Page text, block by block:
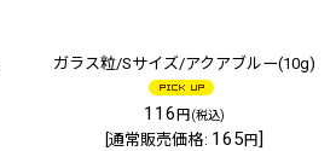
ガラス粒/Sサイズ/アクアブルー(10g)
116円(税込)
[通常販売価格: 165円]